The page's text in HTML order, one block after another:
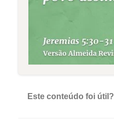
Este conteúdo foi útil?